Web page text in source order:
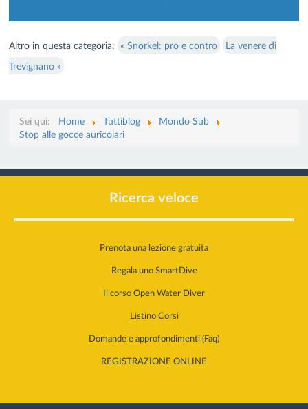
Altro in questa categoria: « Snorkel: pro e contro
La venere di
Trevignano »
Sei qui: Home Tuttiblog
Mondo Sub
Stop alle gocce auricolari
Ricerca veloce
Prenota una lezione gratuita
Regala uno SmartDive
Il corso Open Water Diver
Listino Corsi
Domande e approfondimenti (Faq)
REGISTRAZIONE ONLINE